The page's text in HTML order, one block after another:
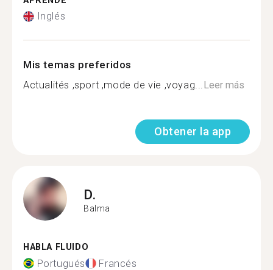
Inglés
Mis temas preferidos
Actualités ,sport ,mode de vie ,voyag...Leer más
Obtener la app
D.
Balma
HABLA FLUIDO
Portugués Francés